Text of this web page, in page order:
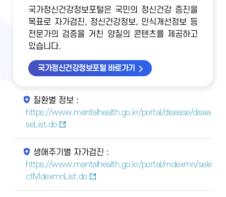
국가정신건강정보포털은 국민의 정신건강 증진을
목표로 자가검진, 정신건강정보, 인식개선정보 등
전문가의 검증을 거친 양질의 콘텐츠를 제공하고
있습니다.
국가정신건강정보포털 바로가기
질환별 정보 :
https://www.mentalhealth.go.kr/portal/disease/disea
seList.do
생애주기별 자가검진 :
https://www.mentalhealth.go.kr/portal/mdexmn/sele
ctMdexmnList.do